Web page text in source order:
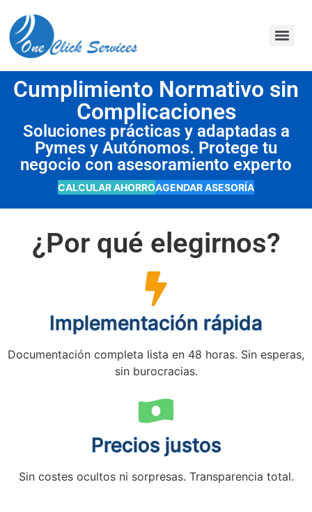
Cumplimiento Normativo sin
Complicaciones
Soluciones prácticas y adaptadas a
Pymes y Autónomos. Protege tu
negocio con asesoramiento experto
CALCULAR AHORROAGENDAR ASESORÍA
¿Por qué elegirnos?
Implementación rápida
Documentación completa lista en 48 horas. Sin esperas,
sin burocracias.
Precios justos
Sin costes ocultos ni sorpresas. Transparencia total.